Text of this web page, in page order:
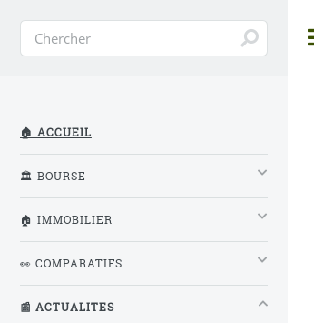
🏠 ACCUEIL
🏛️ BOURSE
🏠 IMMOBILIER
👀 COMPARATIFS
📰 ACTUALITES